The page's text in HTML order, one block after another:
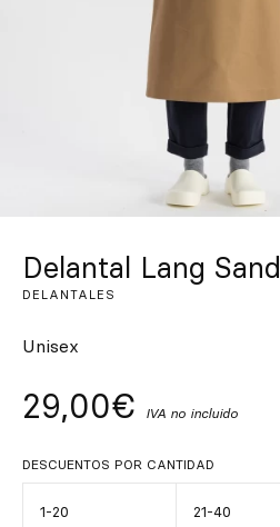
FR
Delantal Lang Sand
DELANTALES
Unisex
29,00€ IVA no incluido
DESCUENTOS POR CANTIDAD
1-20 21-40